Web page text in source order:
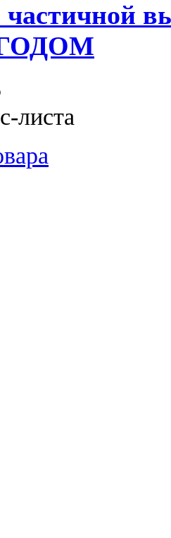
частичной
листа